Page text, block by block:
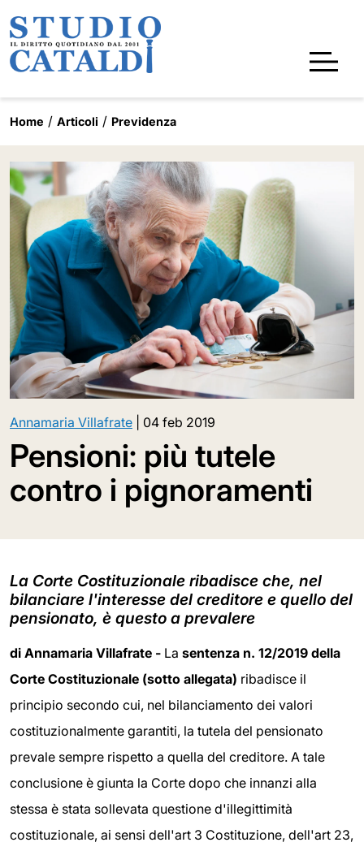
Home Articoli Previdenza
Annamaria Villafrate 04 feb 2019
Pensioni: più tutele
contro i pignoramenti
La Corte Costituzionale ribadisce che, nel
bilanciare l'interesse del creditore e quello del
pensionato, è questo a prevalere
di Annamaria Villafrate - La sentenza n. 12/2019 della
Corte Costituzionale (sotto allegata) ribadisce il
principio secondo cui, nel bilanciamento dei valori
costituzionalmente garantiti, la tutela del pensionato
prevale sempre rispetto a quella del creditore. A tale
conclusione è giunta la Corte dopo che innanzi alla
stessa è stata sollevata questione d'illegittimità
costituzionale, ai sensi dell'art 3 Costituzione, dell'art 23,